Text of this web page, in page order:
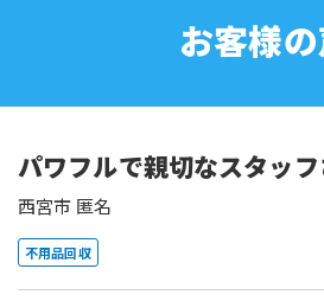
お客様
パワフルで親切なスタッフ
西宮市 匿名
不用品回収